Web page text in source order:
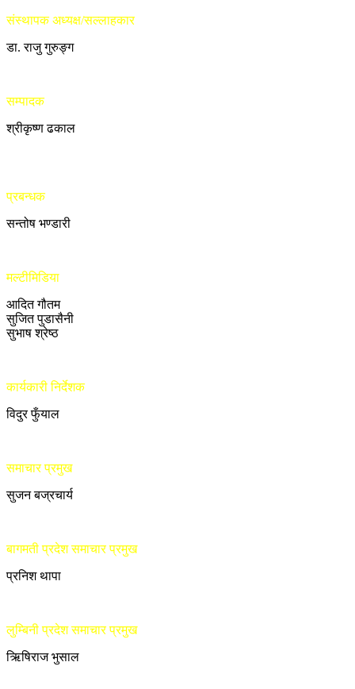
संस्थापक अध्यक्ष/सल्लाहकार
डा. राजु गुरुङ्ग
सम्पादक
श्रीकृष्ण ढकाल
प्रबन्धक
सन्तोष भण्डारी
मल्टीमिडिया
आदित गौतम
सुजित पुडासैनी
सुभाष श्रेष्ठ
कार्यकारी निर्देशक
विदुर फुँयाल
समाचार प्रमुख
सुजन बज्रचार्य
बागमती प्रदेश समाचार प्रमुख
प्रनिश थापा
लुम्बिनी प्रदेश समाचार प्रमुख
ऋिषिराज भुसाल